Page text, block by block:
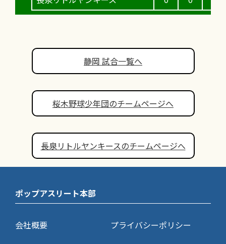
静岡 試合一覧へ
桜木野球少年団のチームページへ
長泉リトルヤンキースのチームページへ
ポップアスリート本部
会社概要
プライバシーポリシー